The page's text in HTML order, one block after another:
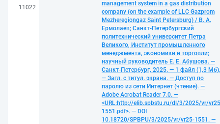
11022
management system in a gas distribution
company (on the example of LLC Gazprom
Mezheregiongaz Saint Petersburg) / В. А.
Ермолаев; Санкт-Петербургский
политехнический университет Петра
Великого, Институт промышленного
менеджмента, экономики и торговли;
научный руководитель Е. Е. Абушова. —
Санкт-Петербург, 2025. — 1 файл (1,3 Мб).
— Загл. с титул. экрана. — Доступ по
паролю из сети Интернет (чтение). —
Adobe Acrobat Reader 7.0. —
<URL:http://elib.spbstu.ru/dl/3/2025/vr/
1551.pdf>. — DOI
10.18720/SPBPU/3/2025/vr/vr25-1551. —